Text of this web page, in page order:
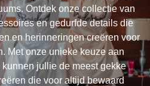
Ontdek onze collectie van
en gedurfde details die
en herinneringen creëren voor
Met onze unieke keuze aan
jullie de meest gekke
die voor altijd bewaard